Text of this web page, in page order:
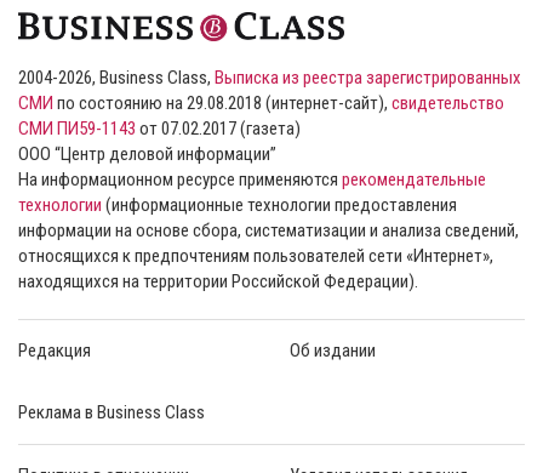
2004-2026, Business Class, Выписка из реестра зарегистрированных
СМИ по состоянию на 29.08.2018 (интернет-сайт), свидетельство
СМИ ПИ59-1143 от 07.02.2017 (газета)
ООО “Центр деловой информации”
На информационном ресурсе применяются рекомендательные
технологии (информационные технологии предоставления
информации на основе сбора, систематизации и анализа сведений,
относящихся к предпочтениям пользователей сети «Интернет»,
находящихся на территории Российской Федерации).
Редакция Об издании
Реклама в Business Class